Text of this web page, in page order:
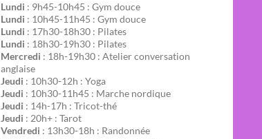
Lundi : 9h45-10h45 : Gym douce
Lundi : 10h45-11h45 : Gym douce
Lundi : 17h30-18h30 : Pilates
Lundi : 18h30-19h30 : Pilates
Mercredi : 18h-19h30 : Atelier conversation
anglaise
Jeudi : 10h30-12h : Yoga
Jeudi : 10h30-11h45 : Marche nordique
Jeudi : 14h-17h : Tricot-thé
Jeudi : 20h+ : Tarot
Vendredi : 13h30-18h : Randonnée